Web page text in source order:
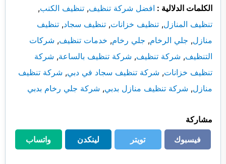
الكلمات الدلالية : افضل شركة تنظيف, تنظيف الكنب,
تنظيف المنازل, تنظيف خزانات, تنظيف سجاد, تنظيف
منازل, جلي الرخام, جلي رخام, خدمات تنظيف, شركات
التنظيف, شركة تنظيف, شركة تنظيف بالساعة, شركة
تنظيف خزانات, شركة تنظيف سجاد في دبي, شركة تنظيف
منازل, شركة تنظيف منازل بدبي, شركة جلي رخام بدبي
مشاركة
فيسبوك
فيسبوك
تويتر
تويتر
لينكدن
لينكدن
واتساب
واتساب